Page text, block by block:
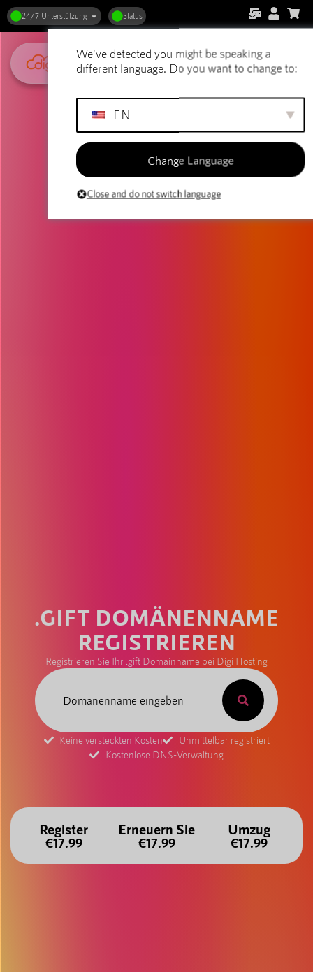
24/7 Unterstützung Status
.GIFT DOMÄNENNAME
REGISTRIEREN
Registrieren Sie Ihr .gift Domainname bei Digi Hosting
Keine versteckten Kosten
Unmittelbar registriert
Kostenlose DNS-Verwaltung
Register
€17.99
Erneuern Sie
€17.99
Umzug
€17.99
We've detected you might be speaking a
different language. Do you want to change to:
EN
Change Language
Close and do not switch language